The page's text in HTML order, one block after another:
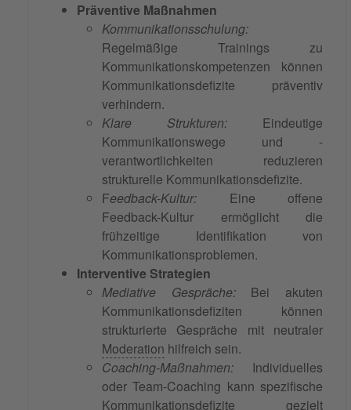
Präventive Maßnahmen
Kommunikationsschulung:
Regelmäßige Trainings zu
Kommunikationskompetenzen können
Kommunikationsdefizite präventiv
verhindern.
Klare Strukturen: Eindeutige
Kommunikationswege und -
verantwortlichkeiten reduzieren
strukturelle Kommunikationsdefizite.
Feedback-Kultur: Eine offene
Feedback-Kultur ermöglicht die
frühzeitige Identifikation von
Kommunikationsproblemen.
Interventive Strategien
Mediative Gespräche:Bei akuten
Kommunikationsdefiziten können
strukturierte Gespräche mit neutraler
Moderation hilfreich sein.
Coaching-Maßnahmen: Individuelles
oder Team-Coaching kann spezifische
Kommunikationsdefizite gezielt